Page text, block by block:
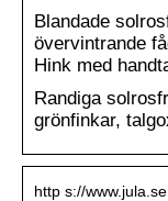
Blandade
övervintrande
Hink med
Randiga
grönfinkar,
http s://